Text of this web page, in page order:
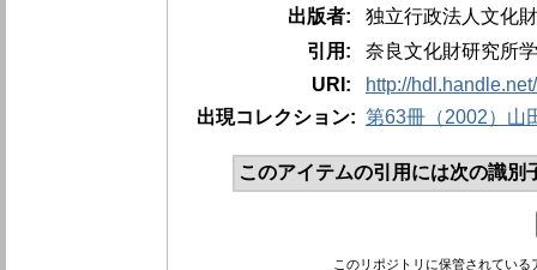
出版者:
独立行政法人文化
引用:
奈良文化財研究所
URI:
http://
出現コレクション: 第63冊（2002）山
このアイテムの引用には次の識
このリポジトリに保管されてい